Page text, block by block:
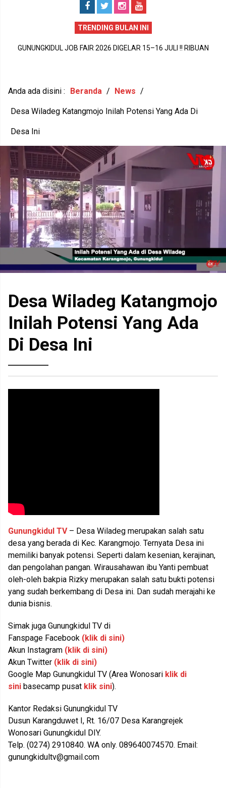
TRENDING BULAN INI
GUNUNGKIDUL JOB FAIR 2026 DIGELAR 15–16 JULI !! RIBUAN
GUNUNGKIDUL PECAH REKOR DUNIA !! 1.588 PEREMPUAN BUMI
Anda ada disini : Beranda / News /
Desa Wiladeg Katangmojo Inilah Potensi Yang Ada Di
Desa Ini
Desa Wiladeg Katangmojo
Inilah Potensi Yang Ada
Di Desa Ini
Gunungkidul TV– Desa Wiladeg merupakan salah satu
desa yang berada di Kec. Karangmojo. Ternyata Desa ini
memiliki banyak potensi. Seperti dalam kesenian, kerajinan,
dan pengolahan pangan. Wirausahawan ibu Yanti pembuat
oleh-oleh bakpia Rizky merupakan salah satu bukti potensi
yang sudah berkembang di Desa ini. Dan sudah merajahi ke
dunia bisnis.
Simak juga Gunungkidul TV di
Fanspage Facebook (klik di sini)
Akun Instagram (klik di sini)
Akun Twitter (klik di sini)
Google Map Gunungkidul TV (Area Wonosari klik di
sini basecamp pusat klik sini).
Kantor Redaksi Gunungkidul TV
Dusun Karangduwet I, Rt. 16/07 Desa Karangrejek
Wonosari Gunungkidul DIY.
Telp. (0274) 2910840. WA only. 089640074570. Email:
gunungkidultv@gmail.com